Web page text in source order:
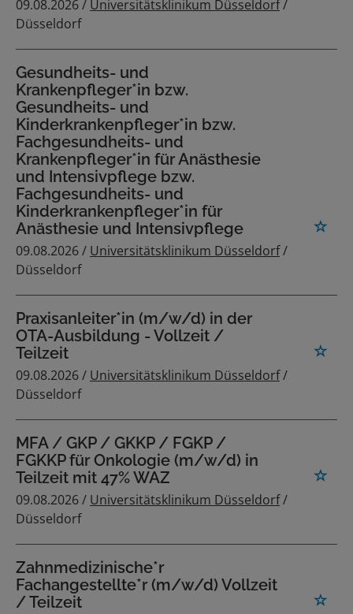
09.08.2026 / Universitätsklinikum Düsseldorf/
Düsseldorf
Gesundheits- und
Krankenpfleger*in bzw.
Gesundheits- und
Kinderkrankenpfleger*in bzw.
Fachgesundheits- und
Krankenpfleger*in für Anästhesie
und Intensivpflege bzw.
Fachgesundheits- und
Kinderkrankenpfleger*in für
Anästhesie und Intensivpflege
09.08.2026 / Universitätsklinikum Düsseldorf/
Düsseldorf
Praxisanleiter*in (m/w/d) in der
OTA-Ausbildung - Vollzeit /
Teilzeit
09.08.2026 / Universitätsklinikum Düsseldorf/
Düsseldorf
MFA / GKP / GKKP / FGKP /
FGKKP für Onkologie (m/w/d) in
Teilzeit mit 47% WAZ
09.08.2026 / Universitätsklinikum Düsseldorf/
Düsseldorf
Zahnmedizinische*r
Fachangestellte*r (m/w/d) Vollzeit
/ Teilzeit